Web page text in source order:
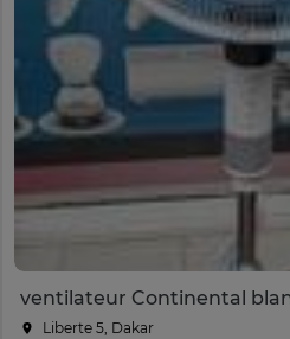
ventilateur Continental
Liberte 5, Dakar